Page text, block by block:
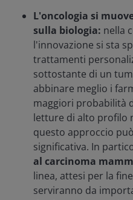
L'oncologia si
sulla biologia: nella
l'innovazione si sta
trattamenti
sottostante di un
abbinare meglio i
maggiori probabilità
letture di alto profilo
questo approccio
significativa. In
al carcinoma
linea, attesi per la
serviranno da